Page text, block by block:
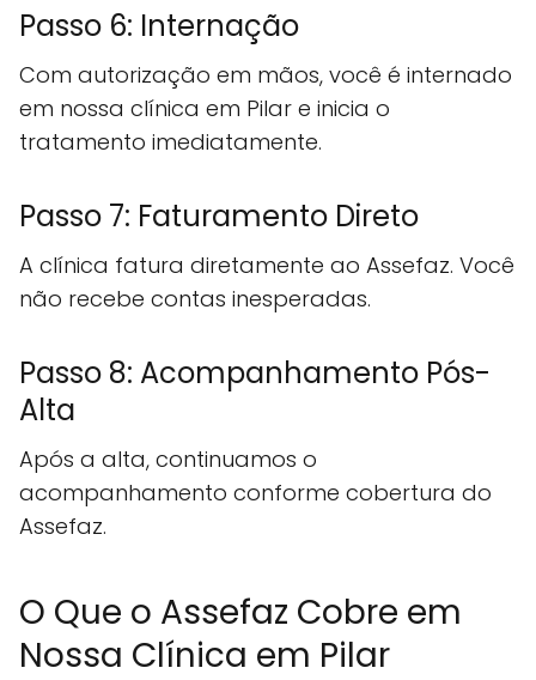
Passo 6: Internação
Com autorização em mãos, você é internado
em nossa clínica em Pilar e inicia o
tratamento imediatamente.
Passo 7: Faturamento Direto
A clínica fatura diretamente ao Assefaz. Você
não recebe contas inesperadas.
Passo 8: Acompanhamento Pós-
Alta
Após a alta, continuamos o
acompanhamento conforme cobertura do
Assefaz.
O Que o Assefaz Cobre em
Nossa Clínica em Pilar